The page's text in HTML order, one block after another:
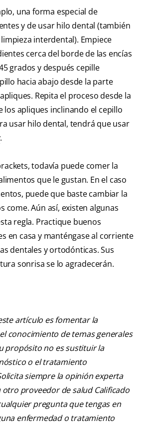
una forma especial de
y de usar hilo dental (también
interdental). Empiece
cerca del borde de las encías
grados y después cepille
hacia abajo desde la parte
Repita el proceso desde la
los apliques inclinando el cepillo
usar hilo dental, tendrá que usar
.
todavía puede comer la
que le gustan. En el caso
puede que baste cambiar la
come. Aún así, existen algunas
regla. Practique buenos
en casa y manténgase al corriente
dentales y ortodónticas. Sus
sonrisa se lo agradecerán.
artículo es fomentar la
conocimiento de temas generales
propósito no es sustituir la
o el tratamiento
siempre la opinión experta
proveedor de salud Calificado
pregunta que tengas en
enfermedad o tratamiento